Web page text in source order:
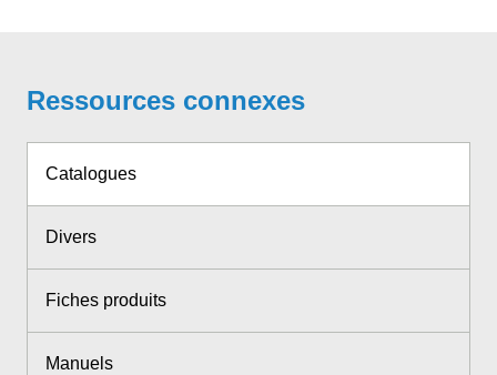
Ressources connexes
Catalogues
Divers
Fiches produits
Manuels